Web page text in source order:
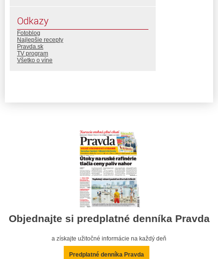
Odkazy
Fotoblog
Najlepšie recepty
Pravda.sk
TV program
Všetko o víne
Objednajte si predplatné denníka Pravda
a získajte užitočné informácie na každý deň
Predplatné denníka Pravda